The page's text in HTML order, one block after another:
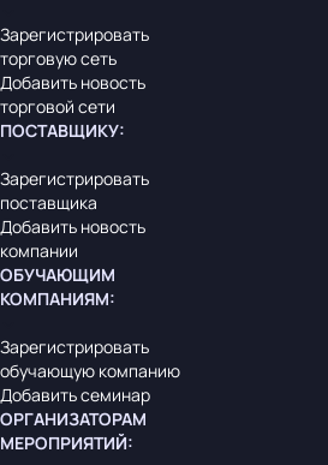
Зарегистрировать
торговую сеть
Добавить новость
торговой сети
ПОСТАВЩИКУ:
Зарегистрировать
поставщика
Добавить новость
компании
ОБУЧАЮЩИМ
КОМПАНИЯМ:
Зарегистрировать
обучающую компанию
Добавить семинар
ОРГАНИЗАТОРАМ
МЕРОПРИЯТИЙ: